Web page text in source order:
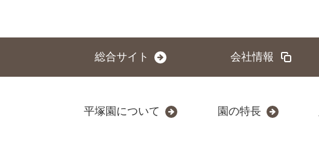
総合サイト 会社情報
平塚園について 園の特長